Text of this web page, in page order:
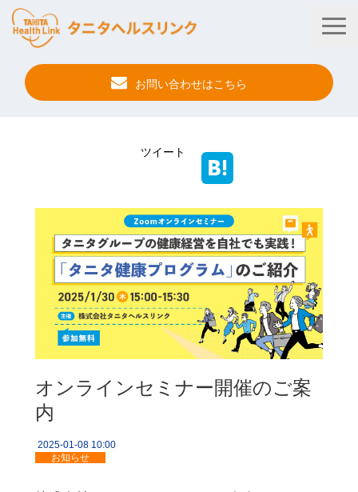
お問い合わせはこちら
法人・健保向けサービス
サービス連携
健康管理アプリ
タニタ健康セミナー
事例紹介
企業情報
ツイート
オンラインセミナー開催のご案
内
2025-01-08 10:00
お知らせ